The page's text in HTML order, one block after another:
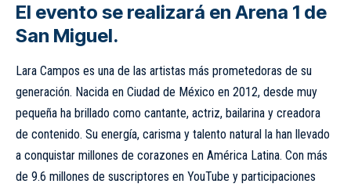
El evento se realizará en Arena 1 de
San Miguel.
Lara Campos es una de las artistas más prometedoras de su
generación. Nacida en Ciudad de México en 2012, desde muy
pequeña ha brillado como cantante, actriz, bailarina y creadora
de contenido. Su energía, carisma y talento natural la han llevado
a conquistar millones de corazones en América Latina. Con más
de 9.6 millones de suscriptores en YouTube y participaciones